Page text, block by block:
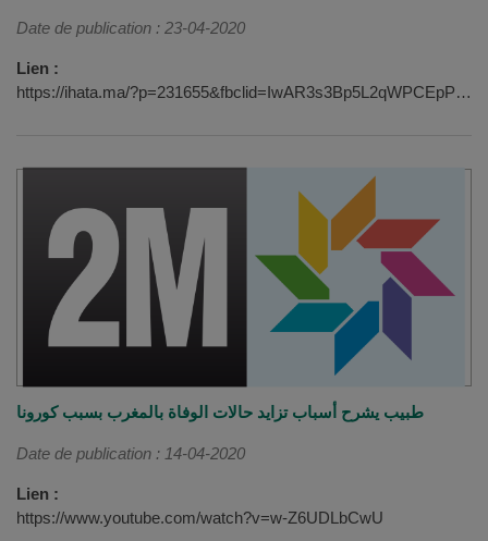
Date de publication : 23-04-2020
Lien :
https://ihata.ma/?p=231655&fbclid=IwAR3s3Bp5L2qWPCEpPjynU4H9-wpCYschrBo2bULXWf4nSo6aeUPQIKKtVVM
طبيب يشرح أسباب تزايد حالات الوفاة بالمغرب بسبب كورونا
Date de publication : 14-04-2020
Lien :
https://www.youtube.com/watch?v=w-Z6UDLbCwU